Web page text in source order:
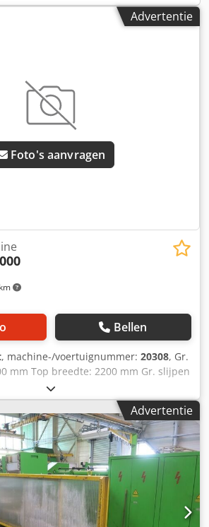
Advertentie
Foto's aanvragen
Bellen
, machine-/voertuignummer: 20308, Gr.
mm Top breedte: 2200 mm Gr. slijpen
Ø diameter: 125 mm Wielen Ø
20-125 mm Slijpen van wiel
800 x 42 x 305 mm 2 wiel snelheden
32, 55 en 96 RPM Tabel verschuiven
10/2 mm Machine. Voeden van de
wiel: 0,005-0,025 mm Tabel 6-
min Dcedpecik N Sjfx Abpek Slijpen
station: 8 kW Elektr. Levering:
eisen: 6100 x 2300 x 1600 mm
7T
Advertentie